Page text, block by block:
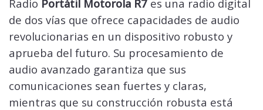
Radio Portátil Motorola R7 es una radio digital
de dos vías que ofrece capacidades de audio
revolucionarias en un dispositivo robusto y
aprueba del futuro. Su procesamiento de
audio avanzado garantiza que sus
comunicaciones sean fuertes y claras,
mientras que su construcción robusta está